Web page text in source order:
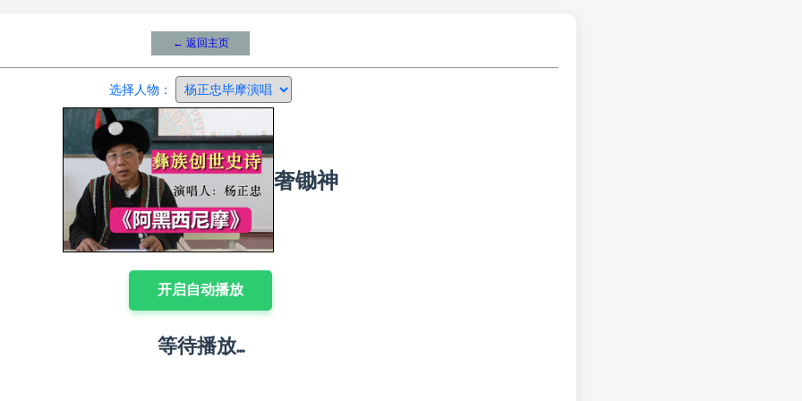
← 返回主页
选择人物：
奢锄神
开启自动播放
等待播放...